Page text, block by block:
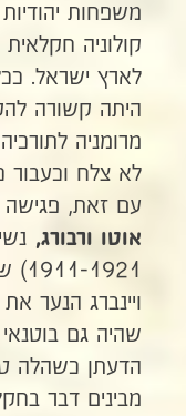
משפחות
קולוניה
לארץ ישראל.
היתה קשורה
מרומניה
לא צלח וכעבור
עם זאת,
אוטו ורבורג,
ויינברג הנער
שהיה גם
הדעתן כשהלה
מבינים דבר